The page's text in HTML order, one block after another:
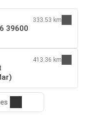
39600
333.53 km
413.36 km